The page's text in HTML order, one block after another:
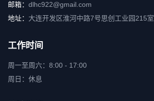
邮箱： dlhc922@gmail.com
地址： 大连开发区淮河中路7号思创工业园215室
工作时间
周一至周六：8:00 - 17:00
周日：休息